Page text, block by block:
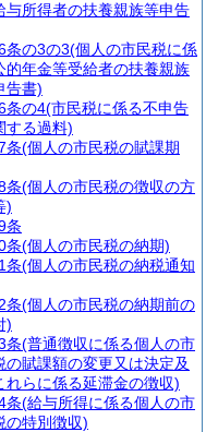
与所得者の扶養親族等申告
条の3の3(個人の市民税に係
的年金等受給者の扶養親族
告書)
条の4(市民税に係る不申告
する過料)
条(個人の市民税の賦課期
条(個人の市民税の徴収の方
)
条
条(個人の市民税の納期)
条(個人の市民税の納税通知
条(個人の市民税の納期前の
)
条(普通徴収に係る個人の市
の賦課額の変更又は決定及
れらに係る延滞金の徴収)
条(給与所得に係る個人の市
の特別徴収)